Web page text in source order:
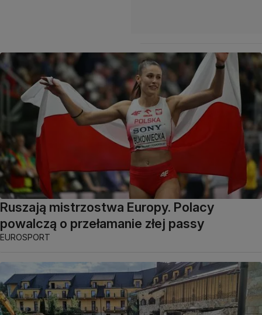
Ruszają mistrzostwa Europy. Polacy
powalczą o przełamanie złej passy
EUROSPORT